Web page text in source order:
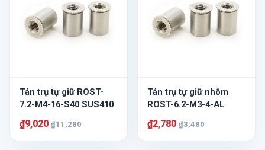
Tán trụ tự giữ ROST-
7.2-M4-16-S40 SUS410
₫9,020 ₫11,280
Tán trụ tự giữ nhôm
ROST-6.2-M3-4-AL
₫2,780 ₫3,480